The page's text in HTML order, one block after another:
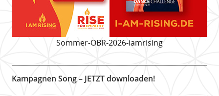
Sommer-OBR-2026-iamrising
Kampagnen Song – JETZT downloaden!